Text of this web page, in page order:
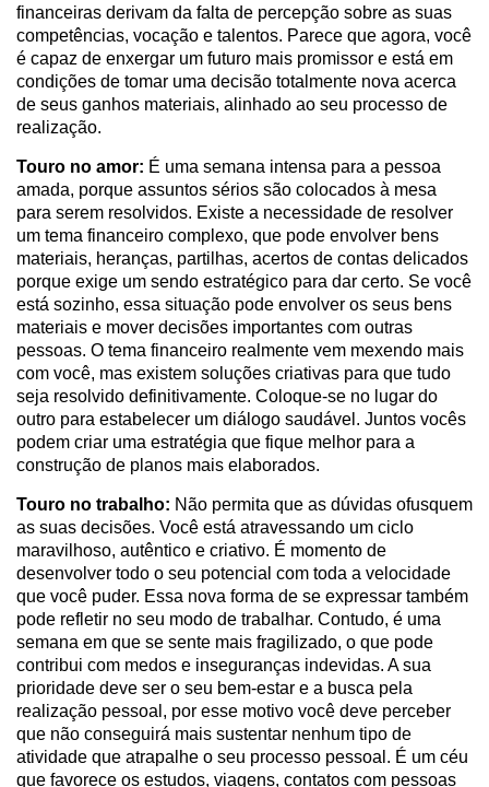
financeiras derivam da falta de percepção sobre as suas
competências, vocação e talentos. Parece que agora, você
é capaz de enxergar um futuro mais promissor e está em
condições de tomar uma decisão totalmente nova acerca
de seus ganhos materiais, alinhado ao seu processo de
realização.
Touro no amor: É uma semana intensa para a pessoa
amada, porque assuntos sérios são colocados à mesa
para serem resolvidos. Existe a necessidade de resolver
um tema financeiro complexo, que pode envolver bens
materiais, heranças, partilhas, acertos de contas delicados
porque exige um sendo estratégico para dar certo. Se você
está sozinho, essa situação pode envolver os seus bens
materiais e mover decisões importantes com outras
pessoas. O tema financeiro realmente vem mexendo mais
com você, mas existem soluções criativas para que tudo
seja resolvido definitivamente. Coloque-se no lugar do
outro para estabelecer um diálogo saudável. Juntos vocês
podem criar uma estratégia que fique melhor para a
construção de planos mais elaborados.
Touro no trabalho: Não permita que as dúvidas ofusquem
as suas decisões. Você está atravessando um ciclo
maravilhoso, autêntico e criativo. É momento de
desenvolver todo o seu potencial com toda a velocidade
que você puder. Essa nova forma de se expressar também
pode refletir no seu modo de trabalhar. Contudo, é uma
semana em que se sente mais fragilizado, o que pode
contribui com medos e inseguranças indevidas. A sua
prioridade deve ser o seu bem-estar e a busca pela
realização pessoal, por esse motivo você deve perceber
que não conseguirá mais sustentar nenhum tipo de
atividade que atrapalhe o seu processo pessoal. É um céu
que favorece os estudos, viagens, contatos com pessoas